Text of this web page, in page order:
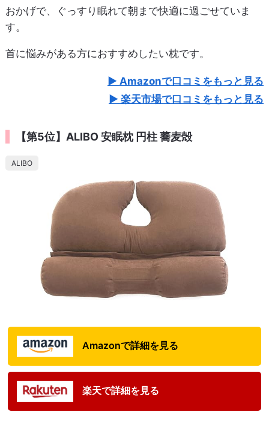
おかげで、ぐっすり眠れて朝まで快適に過ごせていま
す。
首に悩みがある方におすすめしたい枕です。
Amazonで口コミをもっと見る
楽天市場で口コミをもっと見る
【第5位】ALIBO 安眠枕 円柱 蕎麦殻
ALIBO
Amazonで詳細を見る
楽天で詳細を見る